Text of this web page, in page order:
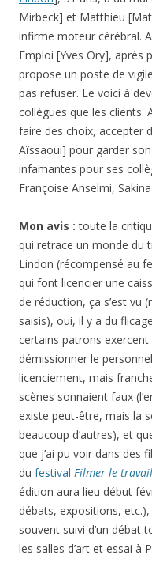
Mirbeck] et Matthieu
infirme moteur cérébral.
Emploi [Yves Ory], après
propose un poste de
pas refuser. Le voici à
collègues que les clients.
faire des choix, accepter
Aïssaoui] pour garder
infamantes pour ses
Françoise Anselmi,
Mon avis : toute la
qui retrace un monde du
Lindon (récompensé au
qui font licencier une
de réduction, ça s’est vu
saisis), oui, il y a du
certains patrons
démissionner le
licenciement, mais
scènes sonnaient faux
existe peut-être, mais la
beaucoup d’autres), et
que j’ai pu voir dans des
du festival Filmer le travail
édition aura lieu début
débats, expositions,
souvent suivi d’un débat
les salles d’art et essai à